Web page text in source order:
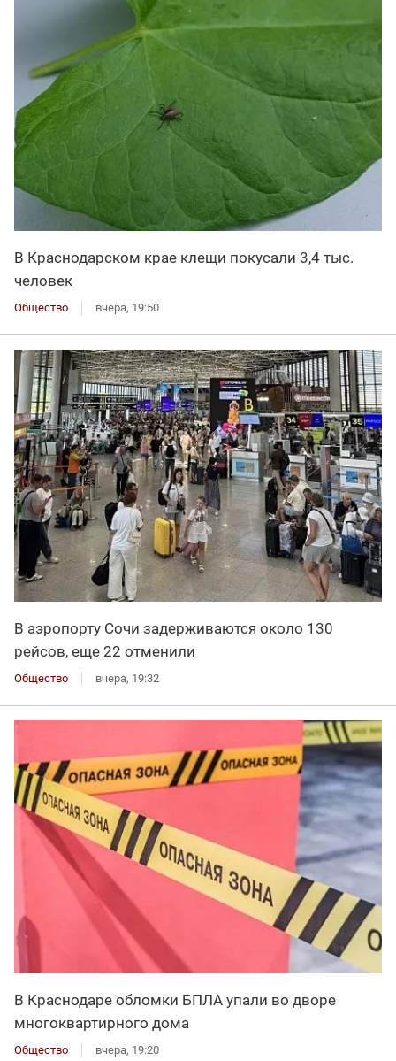
В Краснодарском крае клещи покусали 3,4 тыс.
человек
Общество вчера, 19:50
В аэропорту Сочи задерживаются около 130
рейсов, еще 22 отменили
Общество вчера, 19:32
В Краснодаре обломки БПЛА упали во дворе
многоквартирного дома
Общество вчера, 19:20